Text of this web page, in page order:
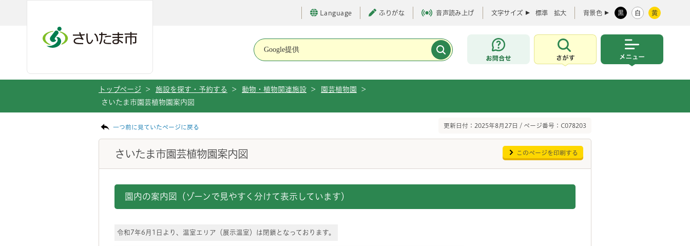
Language ふりがな 音声読み上げ 文字サイズ 標準 拡大 背景色 黒 白 黄
お問合せ
さがす
トップページ > 施設を探す・予約する > 動物・植物関連施設 > 園芸植物園
>
さいたま市園芸植物園案内図
一つ前に見ていたページに戻る 更新日付：2025年8月27日 / ページ番号：C078203
さいたま市園芸植物園案内図 このページを印刷する
園内の案内図（ゾーンで見やすく分けて表示しています）
令和7年6月1日より、温室エリア（展示温室）は閉鎖となっております。